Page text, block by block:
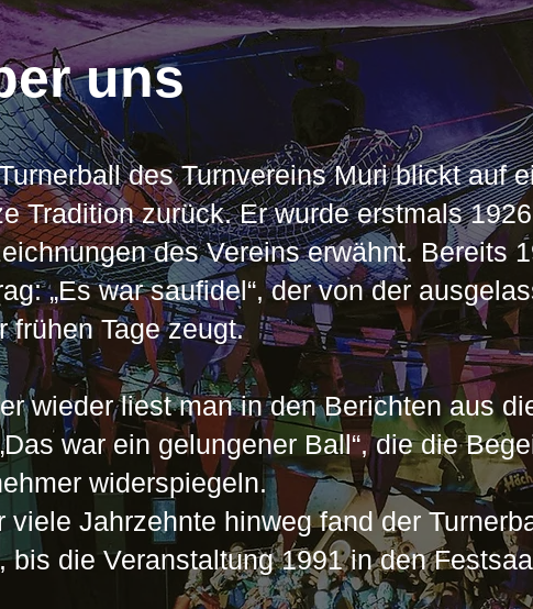
uns
des Turnvereins Muri blickt auf
Tradition zurück. Er wurde erstmals
des Vereins erwähnt. Bereits
„Es war saufidel“, der von der
frühen Tage zeugt.
wieder liest man in den Berichten aus
war ein gelungener Ball“, die die
widerspiegeln.
viele Jahrzehnte hinweg fand der
bis die Veranstaltung 1991 in den